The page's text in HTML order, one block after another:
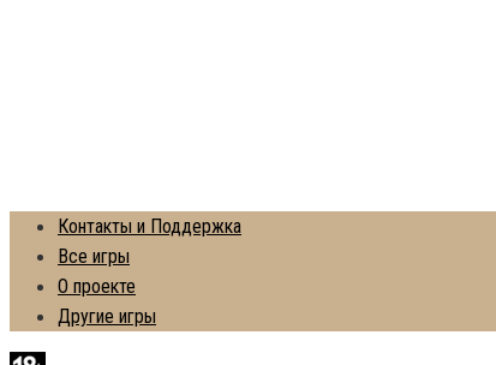
Контакты и Поддержка
Все игры
О проекте
Другие игры